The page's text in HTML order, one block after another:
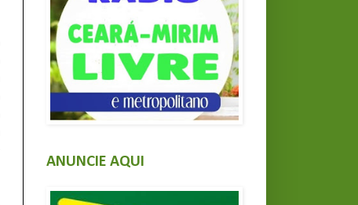
ANUNCIE AQUI